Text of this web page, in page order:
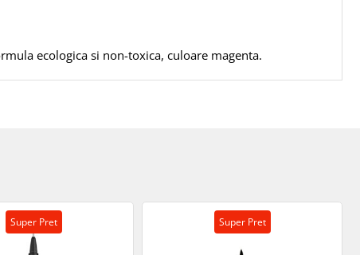
ecologica si non-toxica, culoare magenta.
Super Pret Super Pret